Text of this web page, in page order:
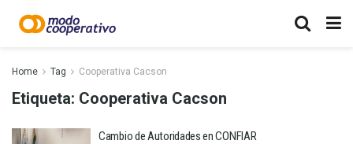
Home Tag Cooperativa Cacson
Etiqueta: Cooperativa Cacson
Cambio de Autoridades en CONFIAR